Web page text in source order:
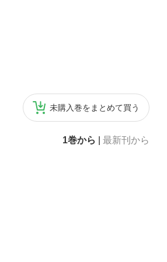
未購入巻をまとめて買う
1巻から 最新刊から